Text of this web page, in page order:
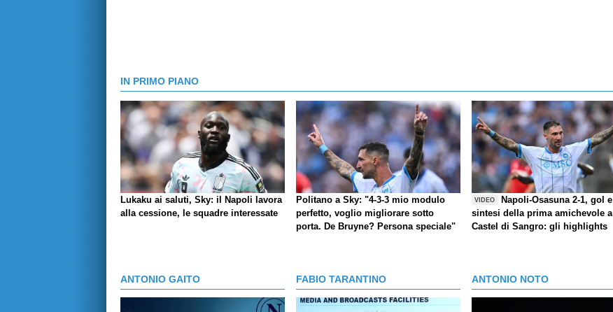
IN PRIMO PIANO
Lukaku ai saluti, Sky: il Napoli lavora
alla cessione, le squadre interessate
Politano a Sky: "4-3-3 mio modulo
perfetto, voglio migliorare sotto
porta. De Bruyne? Persona speciale"
VIDEO
Napoli-Osasuna 2-1, gol e
sintesi della prima amichevole a
Castel di Sangro: gli highlights
ANTONIO GAITO FABIO TARANTINO ANTONIO NOTO